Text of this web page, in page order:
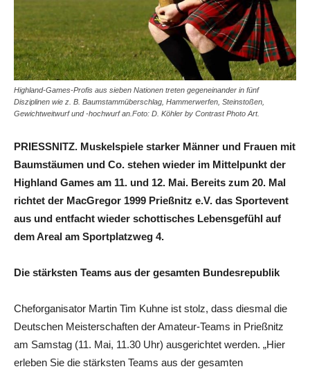
Highland-Games-Profis aus sieben Nationen treten gegeneinander in fünf
Disziplinen wie z. B. Baumstammüberschlag, Hammerwerfen, Steinstoßen,
Gewichtweitwurf und -hochwurf an.Foto: D. Köhler by Contrast Photo Art.
PRIESSNITZ. Muskelspiele starker Männer und Frauen mit
Baumstäumen und Co. stehen wieder im Mittelpunkt der
Highland Games am 11. und 12. Mai. Bereits zum 20. Mal
richtet der MacGregor 1999 Prießnitz e.V. das Sportevent
aus und entfacht wieder schottisches Lebensgefühl auf
dem Areal am Sportplatzweg 4.
Die stärksten Teams aus der gesamten Bundesrepublik
Cheforganisator Martin Tim Kuhne ist stolz, dass diesmal die
Deutschen Meisterschaften der Amateur-Teams in Prießnitz
am Samstag (11. Mai, 11.30 Uhr) ausgerichtet werden. „Hier
erleben Sie die stärksten Teams aus der gesamten